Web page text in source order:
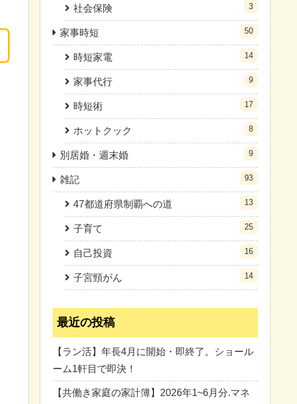
社会保険 3
家事時短 50
時短家電 14
家事代行 9
時短術 17
ホットクック 8
別居婚・週末婚 9
雑記 93
47都道府県制覇への道 13
子育て 25
自己投資 16
子宮頸がん 14
最近の投稿
【ラン活】年長4月に開始・即終了。ショール
ーム1軒目で即決！
【共働き家庭の家計簿】2026年1~6月分.マネ